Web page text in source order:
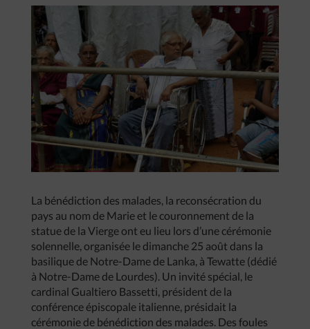
La bénédiction des malades, la reconsécration du
pays au nom de Marie et le couronnement de la
statue de la Vierge ont eu lieu lors d’une cérémonie
solennelle, organisée le dimanche 25 août dans la
basilique de Notre-Dame de Lanka, à Tewatte (dédié
à Notre-Dame de Lourdes). Un invité spécial, le
cardinal Gualtiero Bassetti, président de la
conférence épiscopale italienne, présidait la
cérémonie de bénédiction des malades. Des foules